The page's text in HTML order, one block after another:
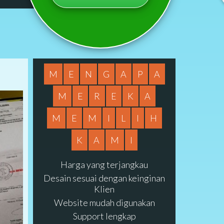
M E N G A P
A
M
E R E K
A
M
E M I L I
H
K
A M I
Harga yang terjangkau
Desain sesuai dengan keinginan
Klien
Website mudah digunakan
Support lengkap